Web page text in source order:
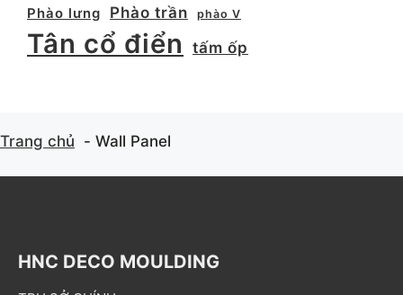
Phào lưng
Phào trần phào V
Tân cổ điển tấm ốp
Trang chủ Wall Panel
HNC DECO MOULDING